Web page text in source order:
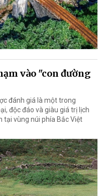
vào "con đường
đánh giá là một trong
độc đáo và giàu giá trị lịch
tại vùng núi phía Bắc Việt